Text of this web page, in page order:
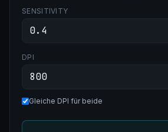
SENSITIVITY
DPI
Gleiche DPI für beide